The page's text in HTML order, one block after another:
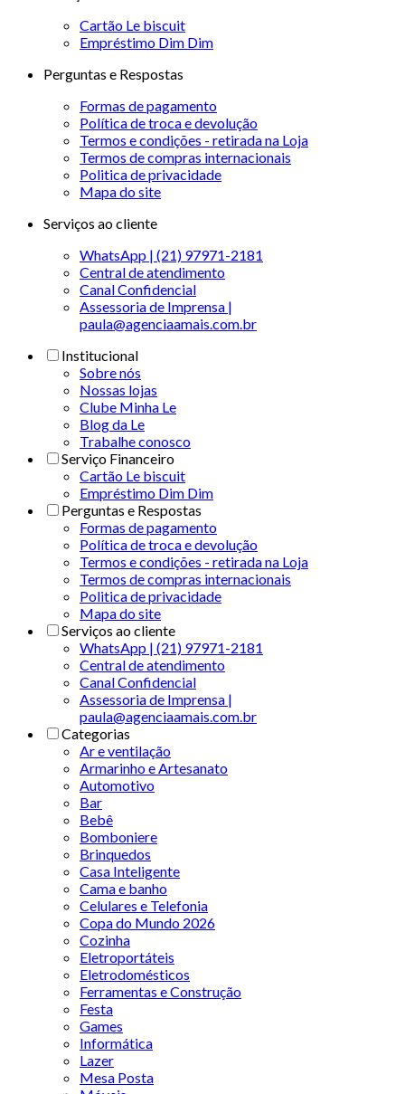
Cartão Le biscuit
Empréstimo Dim Dim
Perguntas e Respostas
Formas de pagamento
Política de troca e devolução
Termos e condições - retirada na Loja
Termos de compras internacionais
Politica de privacidade
Mapa do site
Serviços ao cliente
WhatsApp | (21) 97971-2181
Central de atendimento
Canal Confidencial
Assessoria de Imprensa |
paula@agenciaamais.com.br
Institucional
Sobre nós
Nossas lojas
Clube Minha Le
Blog da Le
Trabalhe conosco
Serviço Financeiro
Cartão Le biscuit
Empréstimo Dim Dim
Perguntas e Respostas
Formas de pagamento
Política de troca e devolução
Termos e condições - retirada na Loja
Termos de compras internacionais
Politica de privacidade
Mapa do site
Serviços ao cliente
WhatsApp | (21) 97971-2181
Central de atendimento
Canal Confidencial
Assessoria de Imprensa |
paula@agenciaamais.com.br
Categorias
Ar e ventilação
Armarinho e Artesanato
Automotivo
Bar
Bebê
Bomboniere
Brinquedos
Casa Inteligente
Cama e banho
Celulares e Telefonia
Copa do Mundo 2026
Cozinha
Eletroportáteis
Eletrodomésticos
Ferramentas e Construção
Festa
Games
Informática
Lazer
Mesa Posta